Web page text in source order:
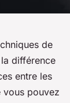
de
différence
entre les
vous pouvez